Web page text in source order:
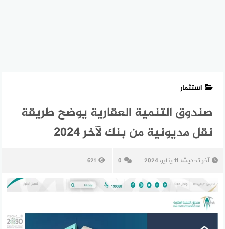
استثمار
صندوق التنمية العقارية يوضح طريقة
نقل مديونية من بنك لآخر 2024
آخر تحديث: 11 يناير، 2024 0
621